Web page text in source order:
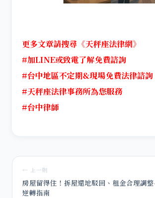
更多文章請搜尋《天秤座法律網》
#加LINE或致電了解免費諮詢
#台中地區不定期&現場免費法律諮詢
#天秤座法律事務所為您服務
#台中律師
← 上一則
房屋留得住！拆屋還地駁回、租金合理調
逆轉指南